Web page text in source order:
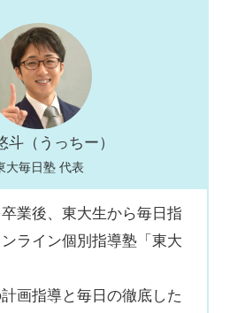
斗（うっちー）
大毎日塾 代表
業後、東大生から毎日指
ライン個別指導塾「東大
画指導と毎日の徹底した